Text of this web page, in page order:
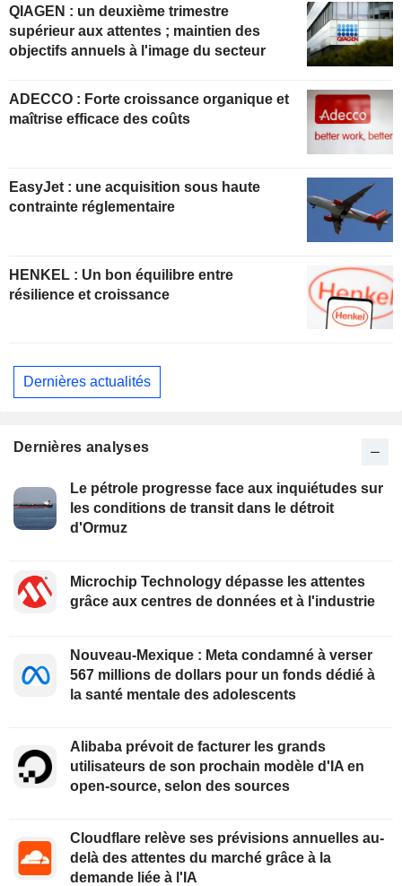
QIAGEN : un deuxième trimestre
supérieur aux attentes ; maintien des
objectifs annuels à l'image du secteur
ADECCO : Forte croissance organique et
maîtrise efficace des coûts
EasyJet : une acquisition sous haute
contrainte réglementaire
HENKEL : Un bon équilibre entre
résilience et croissance
Dernières actualités
Dernières analyses
Le pétrole progresse face aux inquiétudes sur
les conditions de transit dans le détroit
d'Ormuz
Microchip Technology dépasse les attentes
grâce aux centres de données et à l'industrie
Nouveau-Mexique : Meta condamné à verser
567 millions de dollars pour un fonds dédié à
la santé mentale des adolescents
Alibaba prévoit de facturer les grands
utilisateurs de son prochain modèle d'IA en
open-source, selon des sources
Cloudflare relève ses prévisions annuelles au-
delà des attentes du marché grâce à la
demande liée à l'IA